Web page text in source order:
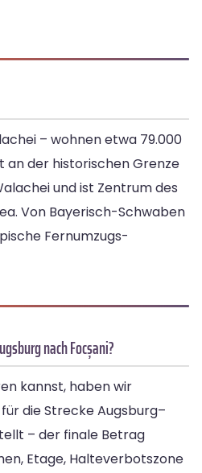
– wohnen etwa 79.000
an der historischen Grenze
und ist Zentrum des
Von Bayerisch-Schwaben
Fernumzugs-
nach Focșani?
kannst, haben wir
die Strecke Augsburg–
– der finale Betrag
Etage, Halteverbotszone